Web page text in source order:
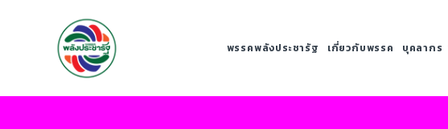
พรรคพลังประชารัฐ เกี่ยวกับพรรค บุคลากร